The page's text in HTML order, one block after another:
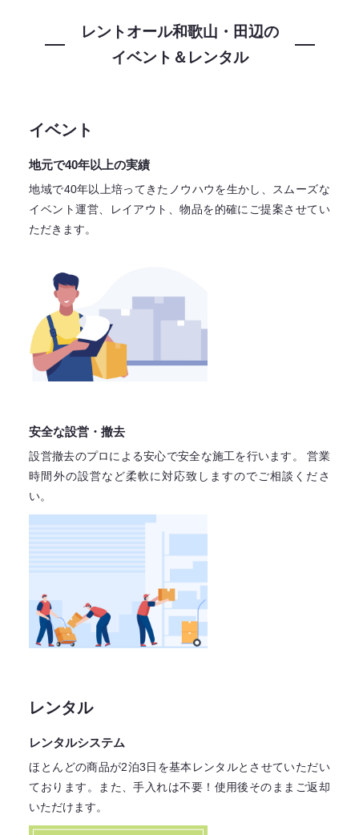
レントオール和歌山・田辺の
イベント＆レンタル
イベント
地元で40年以上の実績
地域で40年以上培ってきたノウハウを生かし、スムーズな
イベント運営、レイアウト、物品を的確にご提案させてい
ただきます。
安全な設営・撤去
設営撤去のプロによる安心で安全な施工を行います。
営業
時間外の設営など柔軟に対応致しますのでご相談くださ
い。
レンタル
レンタルシステム
ほとんどの商品が2泊3日を基本レンタルとさせていただい
ております。
また、手入れは不要！ 使用後そのままご返却
いただけます。